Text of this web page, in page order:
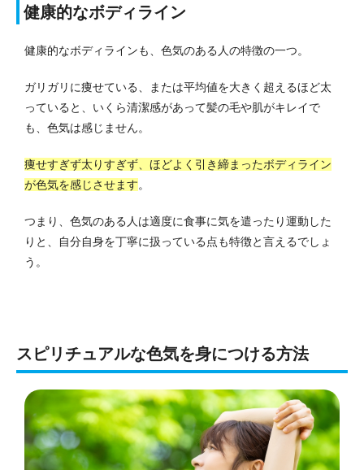
健康的なボディライン
健康的なボディラインも、色気のある人の特徴の一つ。
ガリガリに痩せている、または平均値を大きく超えるほど太
っていると、いくら清潔感があって髪の毛や肌がキレイで
も、色気は感じません。
痩せすぎず太りすぎず、ほどよく引き締まったボディライン
が色気を感じさせます。
つまり、色気のある人は適度に食事に気を遣ったり運動した
りと、自分自身を丁寧に扱っている点も特徴と言えるでしょ
う。
スピリチュアルな色気を身につける方法